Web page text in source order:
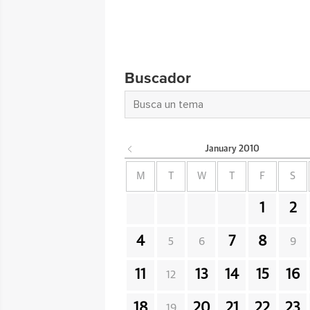
Buscador
January 2010
M T W T F S
1 2
4 5 6 7 8 9
11 12 13 14 15 16